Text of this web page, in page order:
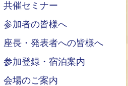
共催セミナー
参加者の皆様へ
座長・発表者への皆様へ
参加登録・宿泊案内
会場のご案内